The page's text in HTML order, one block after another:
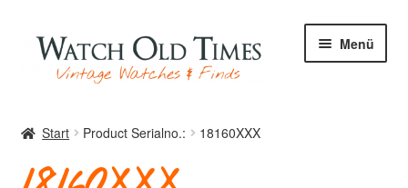
Zur
Navigation
springen
Zum
Inhalt
springen
Menü
Start Product Serialno.: 18160XXX